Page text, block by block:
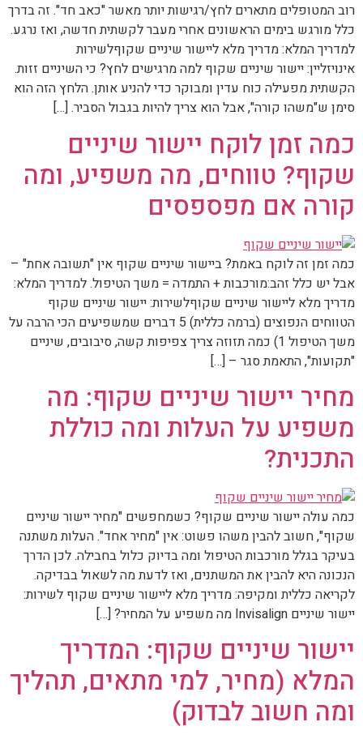
רוב המטופלים מתארים לחץ/רגישות יותר מאשר "כאב חד". זה בדרך
כלל מורגש בימים הראשונים אחרי מעבר לקשתית חדשה, ואז נרגע.
למדריך המלא: מדריך מלא ליישור שיניים שקוףלשירות
אינויזליין: יישור שיניים שקוף למה מרגישים לחץ? כי השיניים זזות.
הקשתית מפעילה כוח עדין ומבוקר כדי להניע אותן. הלחץ הזה הוא
סימן ש"משהו קורה", אבל הוא צריך להיות בגבול הסביר. […]
כמה זמן לוקח יישור שיניים
שקוף? טווחים, מה משפיע, ומה
קורה אם מפספסים
כמה זמן זה לוקח באמת? ביישור שיניים שקוף אין "תשובה אחת" –
אבל יש כלל זהב:מורכבות + התמדה = משך הטיפול. למדריך המלא:
מדריך מלא ליישור שיניים שקוףלשירות: יישור שיניים שקוף
הטווחים הנפוצים (ברמה כללית) 5 דברים שמשפיעים הכי הרבה על
משך הטיפול 1) כמה תזוזה צריך צפיפות קשה, סיבובים, שיניים
"תקועות", התאמת סגר – […]
מחיר יישור שיניים שקוף: מה
משפיע על העלות ומה כוללת
התכנית?
כמה עולה יישור שיניים שקוף? כשמחפשים "מחיר יישור שיניים
שקוף", חשוב להבין משהו פשוט: אין "מחיר אחד". העלות משתנה
בעיקר בגלל מורכבות הטיפול ומה בדיוק כלול בחבילה. לכן הדרך
הנכונה היא להבין את המשתנים, ואז לדעת מה לשאול בבדיקה.
לקריאה כללית ומקיפה: מדריך מלא ליישור שיניים שקוף לשירות:
יישור שיניים Invisalign מה משפיע על המחיר? […]
יישור שיניים שקוף: המדריך
המלא (מחיר, למי מתאים, תהליך
ומה חשוב לבדוק)